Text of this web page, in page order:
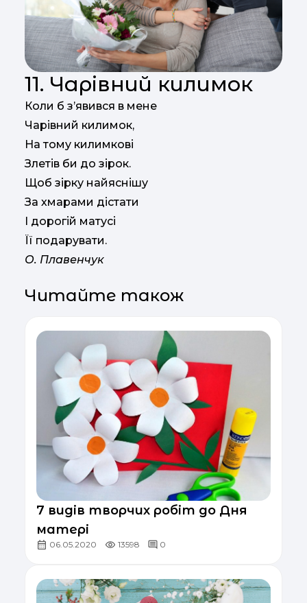
11. Чарівний килимок
Коли б з’явився в мене
Чарівний килимок,
На тому килимкові
Злетів би до зірок.
Щоб зірку найяснішу
За хмарами дістати
І дорогій матусі
Її подарувати.
О. Плавенчук
Читайте також
7 видів творчих робіт до Дня
матері
06.05.2020 13598 0